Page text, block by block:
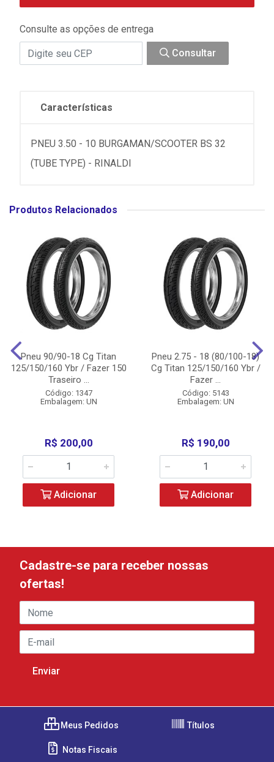
Consulte as opções de entrega
Consultar
Características
PNEU 3.50 - 10 BURGAMAN/SCOOTER BS 32
(TUBE TYPE) - RINALDI
Produtos Relacionados
Pneu 90/90-18 Cg Titan
125/150/160 Ybr / Fazer 150
Traseiro ...
Código: 1347
Embalagem: UN
R$ 200,00
Adicionar
Pneu 2.75 - 18 (80/100-18)
Cg Titan 125/150/160 Ybr /
Fazer ...
Código: 5143
Embalagem: UN
R$ 190,00
Adicionar
Cadastre-se para receber nossas
ofertas!
Meus Pedidos Títulos
Notas Fiscais